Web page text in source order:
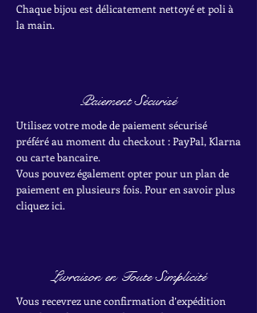
Chaque bijou est délicatement nettoyé et poli à
la main.
Paiement Sécurisé
Utilisez votre mode de paiement sécurisé
préféré au moment du checkout : PayPal, Klarna
ou carte bancaire.
Vous pouvez également opter pour un plan de
paiement en plusieurs fois. Pour en savoir plus
cliquez ici.
Livraison en Toute Simplicité
Vous recevrez une confirmation d’expédition